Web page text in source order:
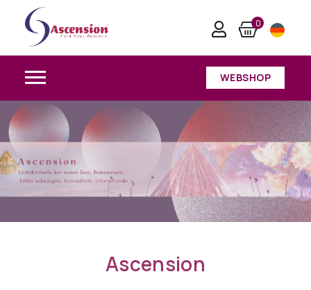
0
WEBSHOP
Ascension